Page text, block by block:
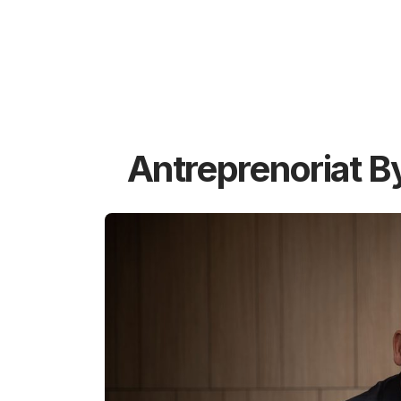
Antreprenoriat